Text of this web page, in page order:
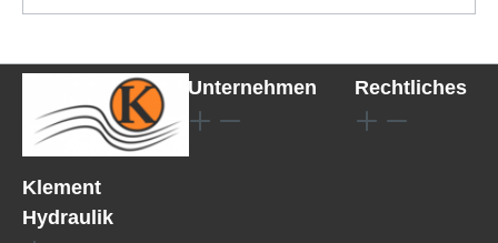
Klement
Hydraulik
Unternehmen Rechtliches